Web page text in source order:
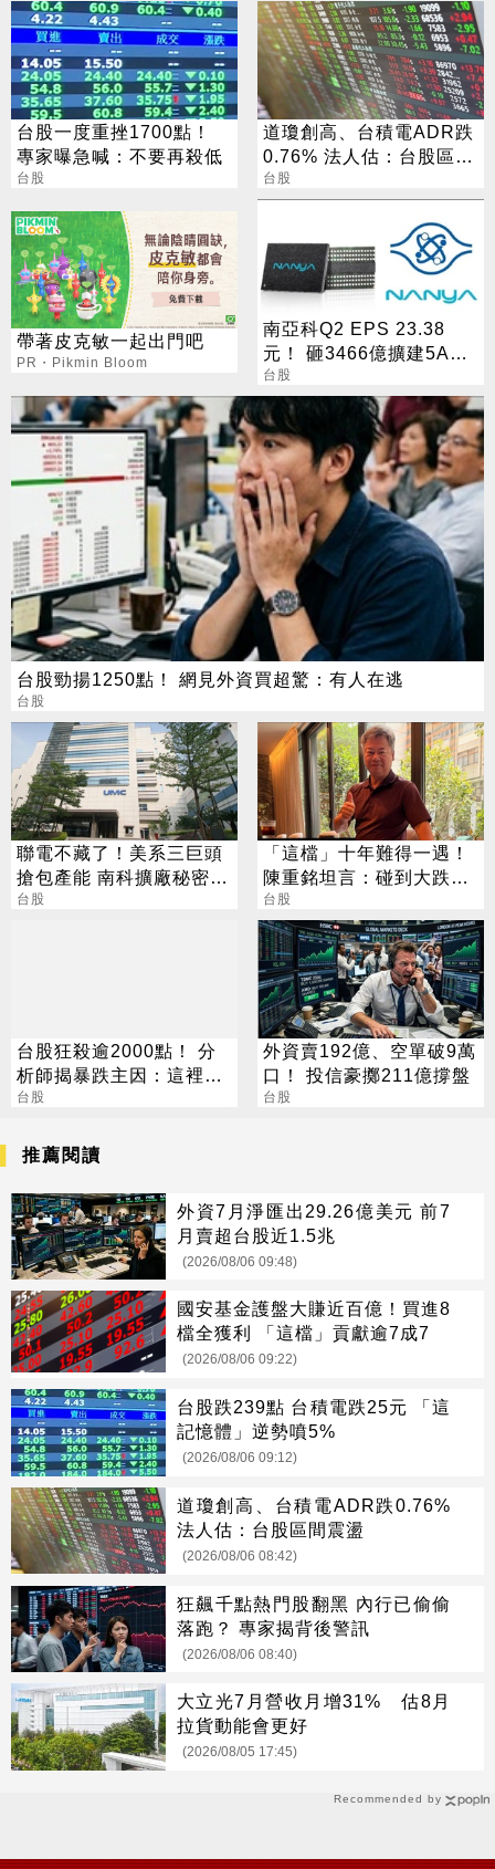
台股一度重挫1700點！
專家曝急喊：不要再殺低
台股
道瓊創高、台積電ADR跌
0.76% 法人估：台股區間
震盪
台股
帶著皮克敏一起出門吧
PR・Pikmin Bloom
南亞科Q2 EPS 23.38
元！ 砸3466億擴建5A新
廠 今年資本支出增至697
億
台股
台股勁揚1250點！ 網見外資買超驚：有人在逃
台股
聯電不藏了！美系三巨頭
搶包產能 南科擴廠秘密曝
光
台股
「這檔」十年難得一遇！
陳重銘坦言：碰到大跌就
買進
台股
台股狂殺逾2000點！ 分
析師揭暴跌主因：這裡才
是真正買點
台股
外資賣192億、空單破9萬
口！ 投信豪擲211億撐盤
台股
Recommended by
推薦閱讀
外資7月淨匯出29.26億美元 前7
月賣超台股近1.5兆
(2026/08/06 09:48)
國安基金護盤大賺近百億！買進8
檔全獲利 「這檔」貢獻逾7成7
(2026/08/06 09:22)
台股跌239點 台積電跌25元 「這
記憶體」逆勢噴5%
(2026/08/06 09:12)
道瓊創高、台積電ADR跌0.76%
法人估：台股區間震盪
(2026/08/06 08:42)
狂飆千點熱門股翻黑 內行已偷偷
落跑？ 專家揭背後警訊
(2026/08/06 08:40)
大立光7月營收月增31% 估8月
拉貨動能會更好
(2026/08/05 17:45)